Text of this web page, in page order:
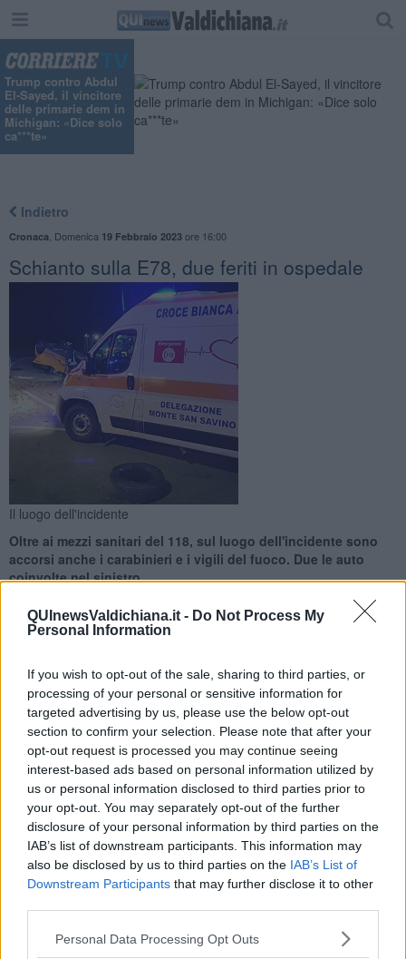
QUInewsValdichiana.it - Do Not Process My
Personal Information
If you wish to opt-out of the sale, sharing to third parties, or
processing of your personal or sensitive information for
targeted advertising by us, please use the below opt-out
section to confirm your selection. Please note that after your
opt-out request is processed you may continue seeing
interest-based ads based on personal information utilized by
us or personal information disclosed to third parties prior to
your opt-out. You may separately opt-out of the further
disclosure of your personal information by third parties on the
IAB’s list of downstream participants. This information may
also be disclosed by us to third parties on the IAB’s List of
Downstream Participants that may further disclose it to other
Personal Data Processing Opt Outs
Trump contro Abdul
El-Sayed, il vincitore
delle primarie dem in
Michigan: «Dice solo
ca***te»
Indietro
Cronaca Domenica 19 Febbraio 2023ore 16:00
Schianto sulla E78, due feriti in ospedale
Il luogo dell'incidente
Oltre ai mezzi sanitari del 118, sul luogo dell'incidente sono
accorsi anche i carabinieri e i vigili del fuoco. Due le auto
coinvolte nel sinistro
MONTE SAN SAVINO —E' di due feriti, sono due uomini di 72 e di
58 anni, il bilancio di un incidente stradale che ieri pomeriggio ha
visto scontrarsi due auto lungo la E78, fra Monte San Savino e
Montagnano.
La centrale operativa del 118 è stata allertata alle 18,40 ed ha
inviato sul posto la Misericordia di Arezzo e la Croce Bianca di
Monte San Savino.
I due feriti sono stati portati all'ospedale San Donato di Arezzo il
72enne in codice giallo e il 58enne in codice verde. Sul luogo
dell'incidente sono intervenuti anche i vigili del fuoco e i carabinieri
di Cortona.